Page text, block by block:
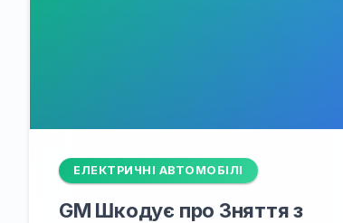
ЕЛЕКТРИЧНІ АВТОМОБІЛІ
GM Шкодує про Зняття з